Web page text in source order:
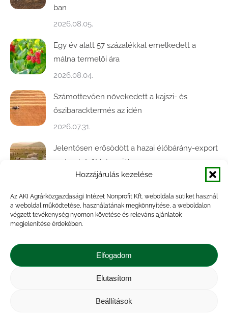
Hozzájárulás kezelése
Az AKI Agrárközgazdasági Intézet Nonprofit Kft. weboldala sütiket használ
a weboldal működtetése, használatának megkönnyítése, a weboldalon
végzett tevékenység nyomon követése és releváns ajánlatok
megjelenítése érdekében.
Elfogadom
Elutasítom
Beállítások
ban
2026.08.05.
Egy év alatt 57 százalékkal emelkedett a
málna termelői ára
2026.08.04.
Számottevően növekedett a kajszi- és
őszibaracktermés az idén
2026.07.31.
Jelentősen erősödött a hazai élőbárány-export
az év első öt hónapjában
2026.07.28.
Közel ötödével bővült a baromfivágás
Magyarországon
A végéhez közelít az őszi búza betakarítása
2026.07.21.